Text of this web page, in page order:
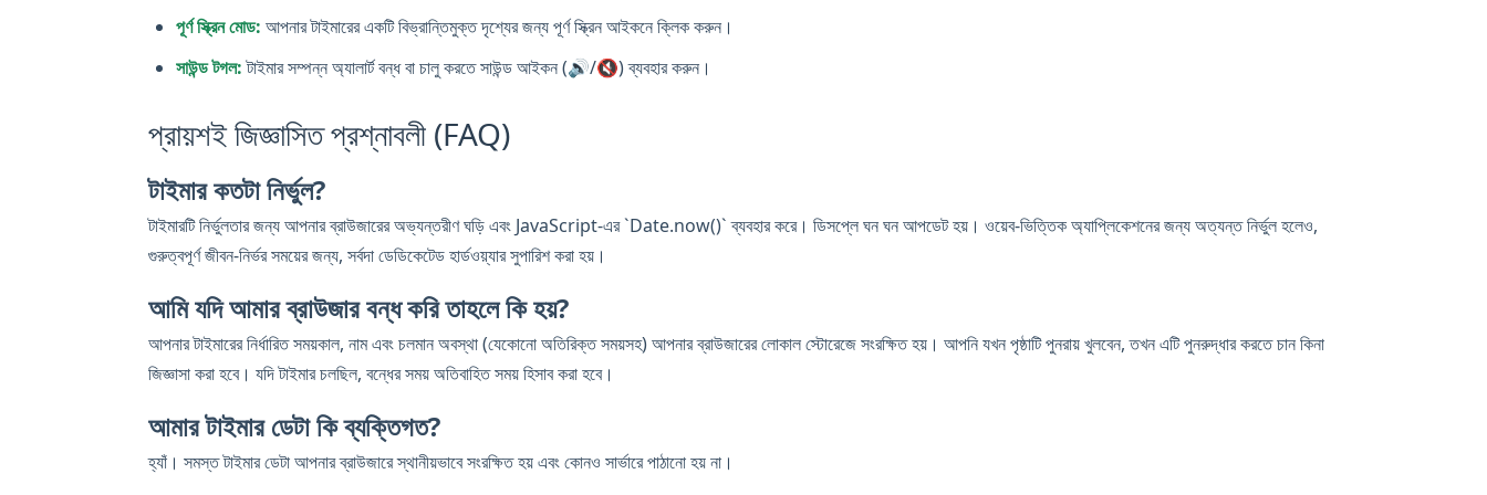
পূর্ণ স্ক্রিন মোড: আপনার টাইমারের একটি বিভ্রান্তিমুক্ত দৃশ্যের জন্য পূর্ণ স্ক্রিন আইকনে ক্লিক করুন।
সাউন্ড টগল:টাইমার সম্পন্ন অ্যালার্ট বন্ধ বা চালু করতে সাউন্ড আইকন (🔊/🔇) ব্যবহার করুন।
প্রায়শই জিজ্ঞাসিত প্রশ্নাবলী (FAQ)
টাইমার কতটা নির্ভুল?
টাইমারটি নির্ভুলতার জন্য আপনার ব্রাউজারের অভ্যন্তরীণ ঘড়ি এবং JavaScript-এর `Date.now()` ব্যবহার করে। ডিসপ্লে ঘন ঘন আপডেট হয়। ওয়েব-ভিত্তিক অ্যাপ্লিকেশনের জন্য অত্যন্ত নির্ভুল হলেও,
গুরুত্বপূর্ণ জীবন-নির্ভর সময়ের জন্য, সর্বদা ডেডিকেটেড হার্ডওয়্যার সুপারিশ করা হয়।
আমি যদি আমার ব্রাউজার বন্ধ করি তাহলে কি হয়?
আপনার টাইমারের নির্ধারিত সময়কাল, নাম এবং চলমান অবস্থা (যেকোনো অতিরিক্ত সময়সহ) আপনার ব্রাউজারের লোকাল স্টোরেজে সংরক্ষিত হয়। আপনি যখন পৃষ্ঠাটি পুনরায় খুলবেন, তখন এটি পুনরুদ্ধার করতে চান কিনা
জিজ্ঞাসা করা হবে। যদি টাইমার চলছিল, বন্ধের সময় অতিবাহিত সময় হিসাব করা হবে।
আমার টাইমার ডেটা কি ব্যক্তিগত?
হ্যাঁ। সমস্ত টাইমার ডেটা আপনার ব্রাউজারে স্থানীয়ভাবে সংরক্ষিত হয় এবং কোনও সার্ভারে পাঠানো হয় না।